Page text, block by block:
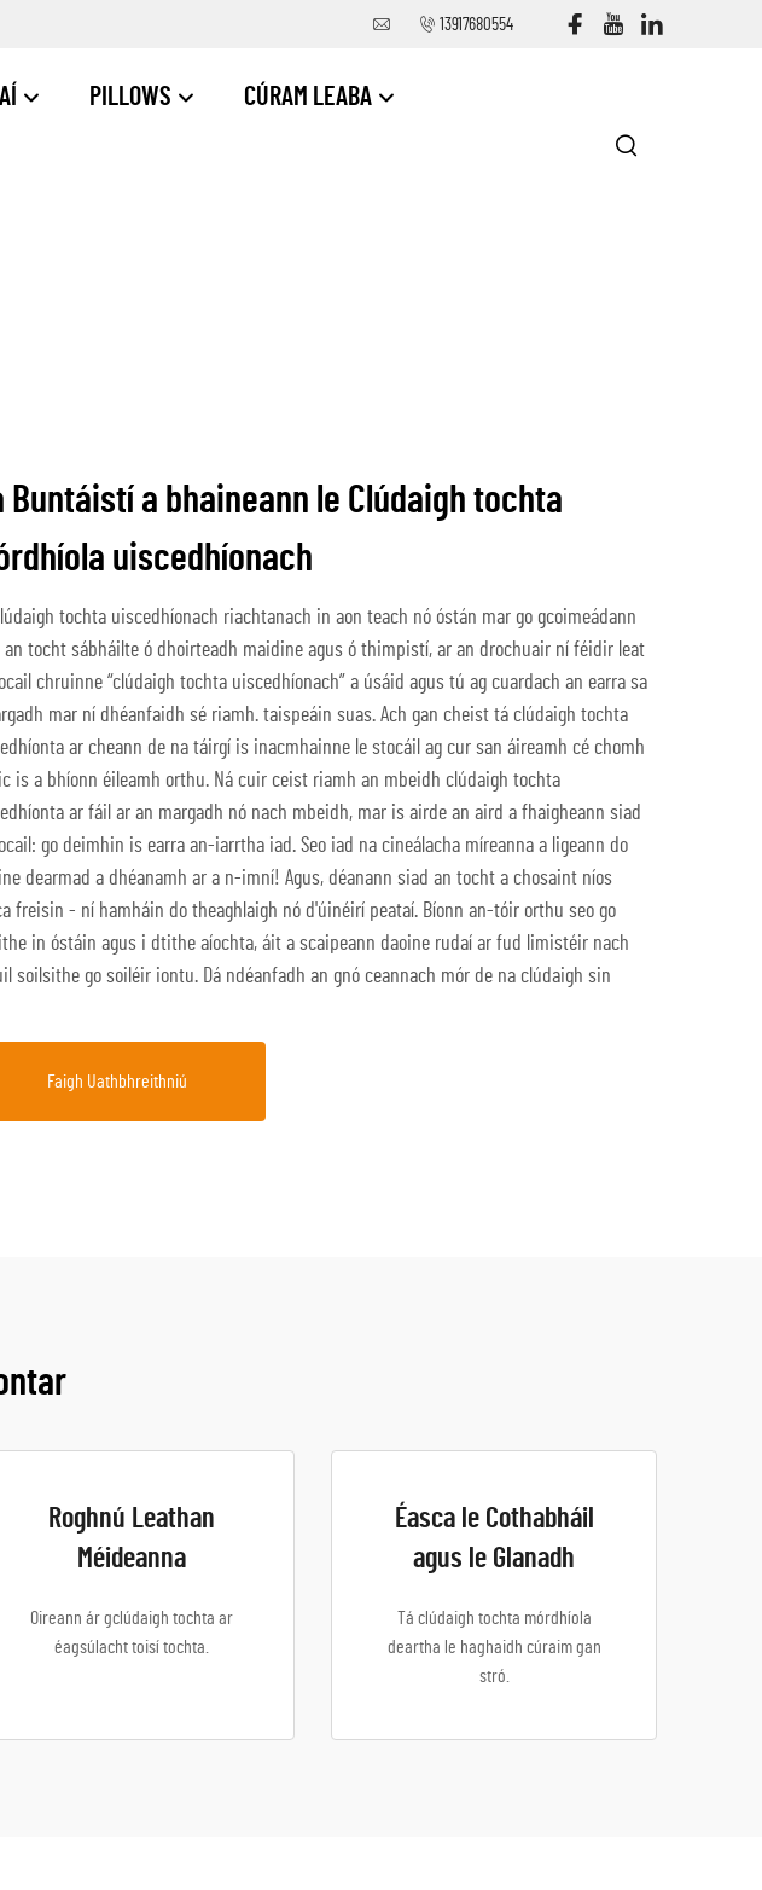
13917680554
PILLOWS CÚRAM LEABA
Buntáistí a bhaineann le Clúdaigh tochta
uiscedhíonach
tochta uiscedhíonach riachtanach in aon teach nó óstán mar go gcoimeádann
an tocht sábháilte ó dhoirteadh maidine agus ó thimpistí, ar an drochuair ní féidir leat
chruinne “clúdaigh tochta uiscedhíonach” a úsáid agus tú ag cuardach an earra sa
mar ní dhéanfaidh sé riamh. taispeáin suas. Ach gan cheist tá clúdaigh tochta
ar cheann de na táirgí is inacmhainne le stocáil ag cur san áireamh cé chomh
is a bhíonn éileamh orthu. Ná cuir ceist riamh an mbeidh clúdaigh tochta
ar fáil ar an margadh nó nach mbeidh, mar is airde an aird a fhaigheann siad
go deimhin is earra an-iarrtha iad. Seo iad na cineálacha míreanna a ligeann do
dearmad a dhéanamh ar a n-imní! Agus, déanann siad an tocht a chosaint níos
freisin - ní hamháin do theaghlaigh nó d'úinéirí peataí. Bíonn an-tóir orthu seo go
in óstáin agus i dtithe aíochta, áit a scaipeann daoine rudaí ar fud limistéir nach
soilsithe go soiléir iontu. Dá ndéanfadh an gnó ceannach mór de na clúdaigh sin
Faigh Uathbhreithniú
Roghnú Leathan
Méideanna
Oireann ár gclúdaigh tochta ar
éagsúlacht toisí tochta.
Éasca le Cothabháil
agus le Glanadh
Tá clúdaigh tochta mórdhíola
deartha le haghaidh cúraim gan
stró.